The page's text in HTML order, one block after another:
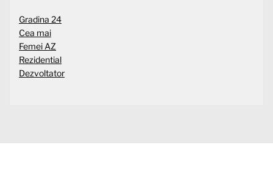
Gradina 24
Cea mai
Femei AZ
Rezidential
Dezvoltator